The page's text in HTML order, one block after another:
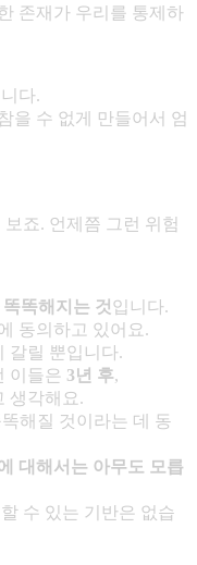
존재가 우리를 통제하
다.
을 수 없게 만들어서 엄
죠. 언제쯤 그런 위험
똑해지는 것입니다.
동의하고 있어요.
갈릴 뿐입니다.
이들은 3년 후,
생각해요.
해질 것이라는 데 동
대해서는 아무도 모릅
수 있는 기반은 없습